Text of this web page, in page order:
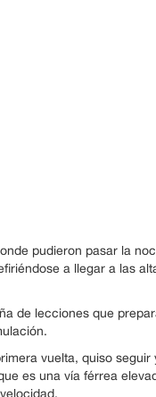
pudieron pasar la
a llegar a las
de lecciones que
vuelta, quiso seguir
es una vía férrea